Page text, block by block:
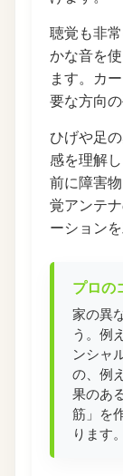
聴覚も非
かな音を
ます。カ
要な方向
ひげや足
感を理解
前に障害
覚アンテ
ーションを
プロの
家の異
う。例
ンシャ
の、例
果のあ
筋」を
ります。